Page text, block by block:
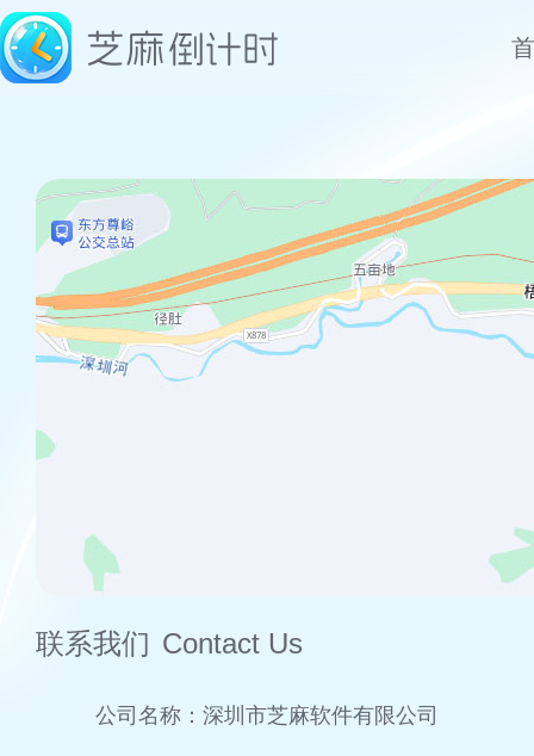
联系我们 Contact Us
公司名称： 深圳市芝麻软件有限公司